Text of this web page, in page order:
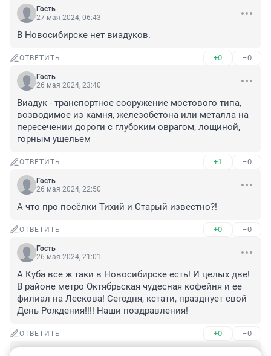
Гость
27 мая 2024, 06:43
В Новосибирске нет виадуков.
ОТВЕТИТЬ +0 –0
Гость
26 мая 2024, 23:40
Виадук - транспортное сооружение мостового типа,
возводимое из камня, железобетона или металла на
пересечении дороги с глубоким оврагом, лощиной,
горным ущельем
ОТВЕТИТЬ +1 –0
Гость
26 мая 2024, 22:50
А что про посёлки Тихий и Старый известно?!
ОТВЕТИТЬ +0 –0
Гость
26 мая 2024, 21:01
А Куба все ж таки в Новосибирске есть! И целых две!
В районе метро Октябрьская чудесная кофейня и ее
филиал на Лескова! Сегодня, кстати, празднует свой
День Рождения!!!! Наши поздравления!
ОТВЕТИТЬ +0 –0